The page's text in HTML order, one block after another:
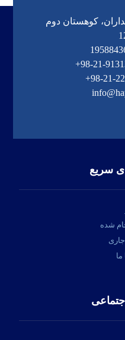
کوهستان دوم
سریع
شده